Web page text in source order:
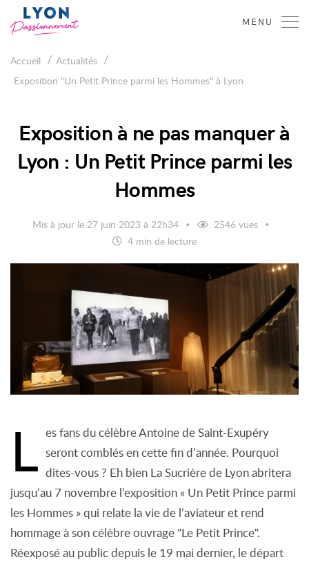
MENU
Accueil / Actualités /
Exposition "Un Petit Prince parmi les Hommes" à Lyon
Exposition à ne pas manquer à
Lyon : Un Petit Prince parmi les
Hommes
Mis à jour le 27 juin 2023 à 22h34
2546 vues
4 min de lecture
L es fans du célèbre Antoine de Saint-Exupéry
seront comblés en cette fin d’année. Pourquoi
dites-vous ? Eh bien La Sucrière de Lyon abritera
jusqu’au 7 novembre l’exposition « Un Petit Prince parmi
les Hommes » qui relate la vie de l’aviateur et rend
hommage à son célèbre ouvrage "Le Petit Prince".
Réexposé au public depuis le 19 mai dernier, le départ